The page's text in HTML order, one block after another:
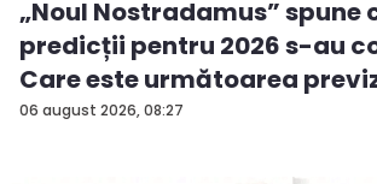
06 august 2026, 08:27
„Noul Nostradamus” spune
predicții pentru 2026 s-au
Care este următoarea